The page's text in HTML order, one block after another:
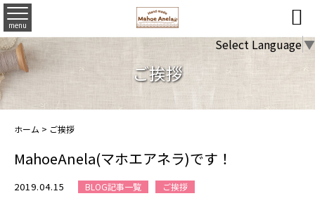
menu 
Select Language▼
ご挨拶
ホーム > ご挨拶
MahoeAnela(マホエアネラ)です！
2019.04.15 BLOG記事一覧 ご挨拶